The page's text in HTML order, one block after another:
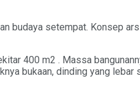
budaya setempat. Konsep
400 m2 . Massa
bukaan, dinding yang